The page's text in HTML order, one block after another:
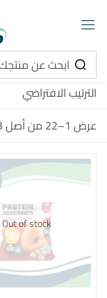
عرض 1–22 من أصل 83 نتيجة
الترتيب الافتراضي
Out of stock
تذكرني